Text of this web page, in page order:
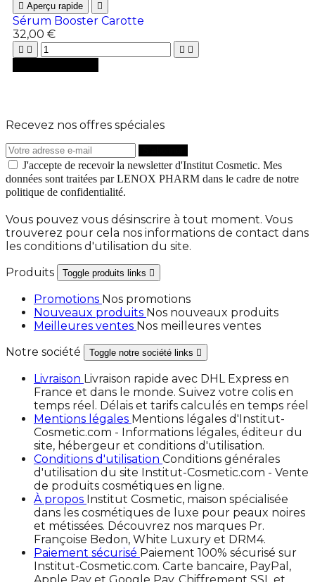
 Aperçu rapide 
Sérum Booster Carotte
32,00 €
   
Recevez nos offres spéciales
J'accepte de recevoir la newsletter d'Institut Cosmetic. Mes
données sont traitées par LENOX PHARM dans le cadre de notre
politique de confidentialité.
Vous pouvez vous désinscrire à tout moment. Vous
trouverez pour cela nos informations de contact dans
les conditions d'utilisation du site.
Produits
Toggle produits links 
Promotions Nos promotions
Nouveaux produits Nos nouveaux produits
Meilleures ventes Nos meilleures ventes
Notre société
Toggle notre société links 
Livraison Livraison rapide avec DHL Express en
France et dans le monde. Suivez votre colis en
temps réel. Délais et tarifs calculés en temps réel
Mentions légales Mentions légales d'Institut-
Cosmetic.com - Informations légales, éditeur du
site, hébergeur et conditions d'utilisation.
Conditions d'utilisation Conditions générales
d'utilisation du site Institut-Cosmetic.com - Vente
de produits cosmétiques en ligne.
À propos Institut Cosmetic, maison spécialisée
dans les cosmétiques de luxe pour peaux noires
et métissées. Découvrez nos marques Pr.
Françoise Bedon, White Luxury et DRM4.
Paiement sécurisé Paiement 100% sécurisé sur
Institut-Cosmetic.com. Carte bancaire, PayPal,